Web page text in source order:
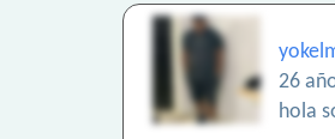
26
hola